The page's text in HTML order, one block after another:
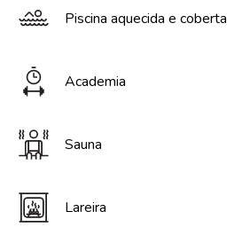
Piscina aquecida e coberta
Academia
Sauna
Lareira